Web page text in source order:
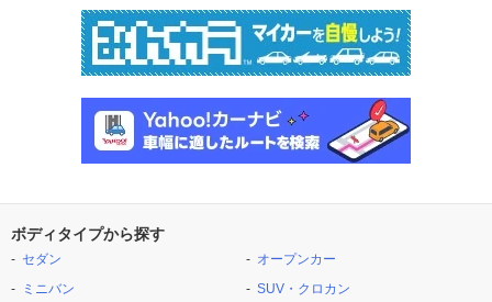
ボディタイプから探す
セダン
ミニバン
オープンカー
SUV・クロカン